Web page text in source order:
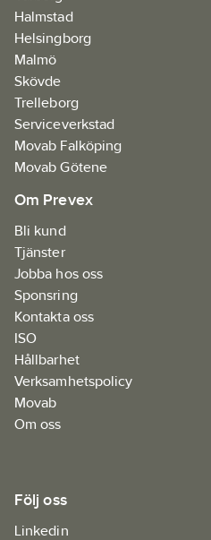
Halmstad
Helsingborg
Malmö
Skövde
Trelleborg
Serviceverkstad
Movab Falköping
Movab Götene
Om Prevex
Bli kund
Tjänster
Jobba hos oss
Sponsring
Kontakta oss
ISO
Hållbarhet
Verksamhetspolicy
Movab
Om oss
Följ oss
Linkedin